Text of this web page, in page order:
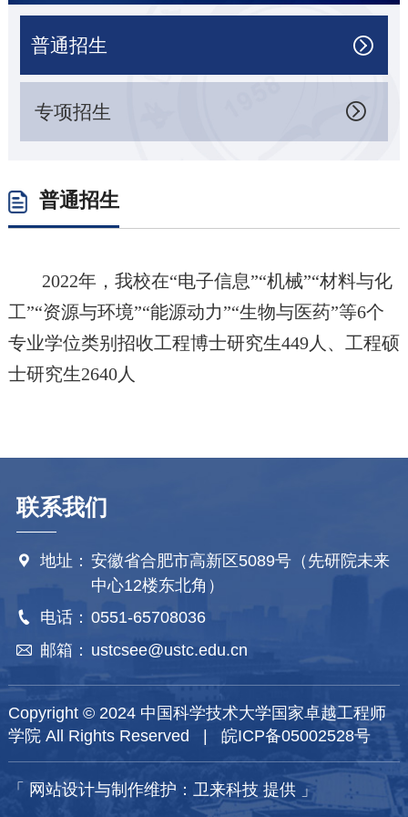
普通招生 
专项招生 
普通招生
2022年，我校在“电子信息”“机械”“材料与化
工”“资源与环境”“能源动力”“生物与医药”等6个
专业学位类别招收工程博士研究生449人、工程硕
士研究生2640人
联系我们
 地址： 安徽省合肥市高新区5089号（先研院未来
中心12楼东北角）
 电话： 0551-65708036
 邮箱： ustcsee@ustc.edu.cn
Copyright © 2024 中国科学技术大学国家卓越工程师
学院 All Rights Reserved | 皖ICP备05002528号
「 网站设计与制作维护：卫来科技 提供」